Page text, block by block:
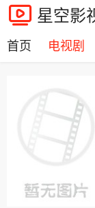
星空影
首页 电视剧